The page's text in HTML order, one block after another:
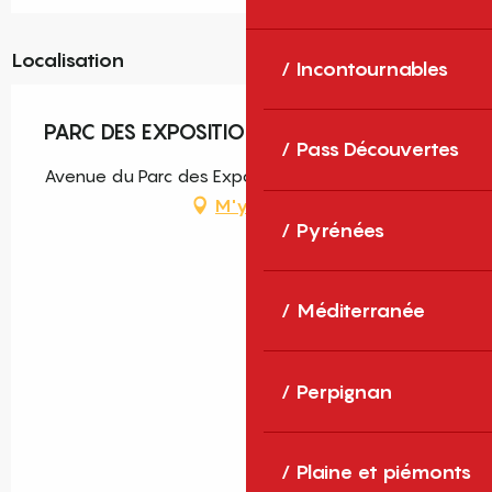
Incontournables
Pass Découvertes
Pyrénées
Méditerranée
Perpignan
Plaine et piémonts
Localisation
PARC DES EXPOSITIONS
Avenue du Parc des Expositions, 66000 Perpignan
M'y rendre